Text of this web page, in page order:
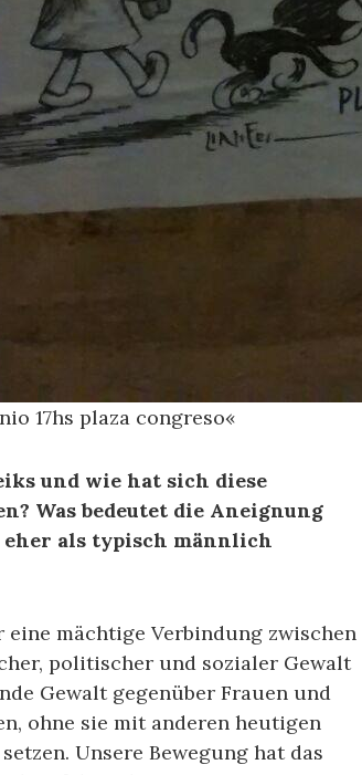
17hs plaza congreso«
und wie hat sich diese
Was bedeutet die Aneignung
als typisch männlich
mächtige Verbindung zwischen
politischer und sozialer Gewalt
Gewalt gegenüber Frauen und
ohne sie mit anderen heutigen
Unsere Bewegung hat das